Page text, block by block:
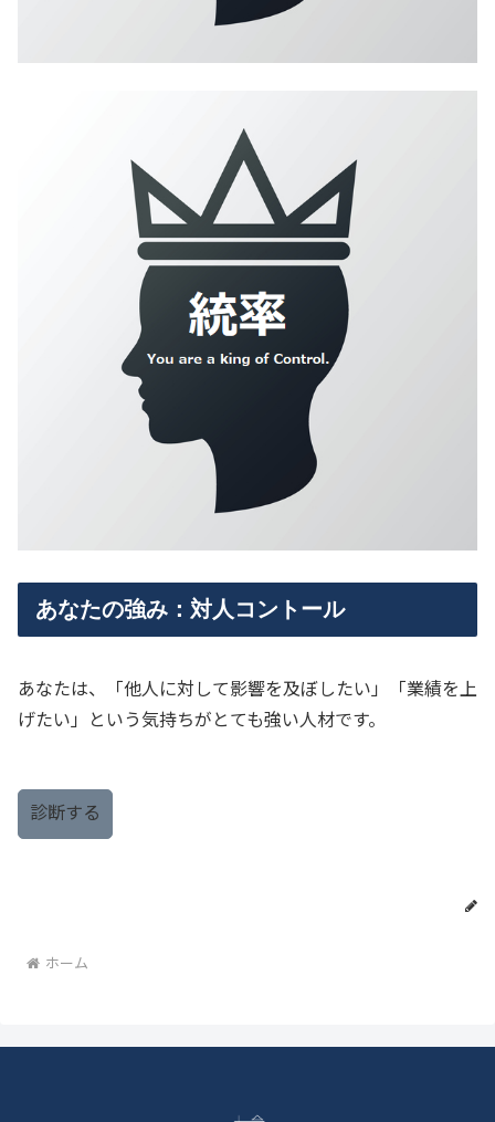
あなたの強み：対人コントール
あなたは、「他人に対して影響を及ぼしたい」「業績を上
げたい」という気持ちがとても強い人材です。
診断する
ホーム